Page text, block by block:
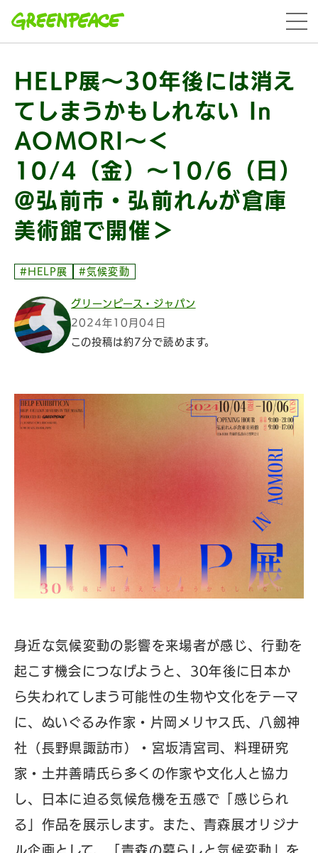
menu
HELP展〜30年後には消え
てしまうかもしれない In
AOMORI〜＜
10/4（金）〜10/6（日）
@弘前市・弘前れんが倉庫
美術館で開催＞
#HELP展 #気候変動
グリーンピース・ジャパン
2024年10月04日
この投稿は約7分で読めます。
身近な気候変動の影響を来場者が感じ、行動を
起こす機会につなげようと、30年後に日本か
ら失われてしまう可能性の生物や文化をテーマ
に、ぬいぐるみ作家・片岡メリヤス氏、八劔神
社（長野県諏訪市）・宮坂清宮司、料理研究
家・土井善晴氏ら多くの作家や文化人と協力
し、日本に迫る気候危機を五感で「感じられ
る」作品を展示します。また、青森展オリジナ
ル企画として、「青森の暮らしと気候変動」を